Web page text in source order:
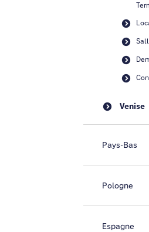
Venise
Pays-Bas
Pologne
Espagne